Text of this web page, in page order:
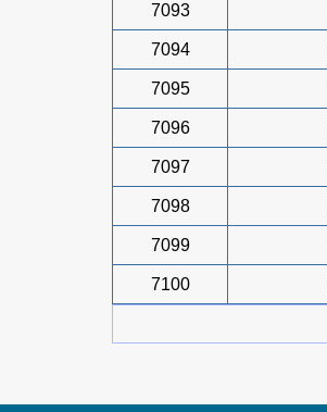
7093
7094
7095
7096
7097
7098
7099
7100